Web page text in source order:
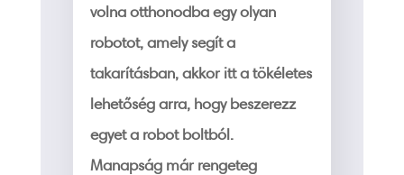
volna otthonodba egy olyan
robotot, amely segít a
takarításban, akkor itt a tökéletes
lehetőség arra, hogy beszerezz
egyet a robot boltból.
Manapság már rengeteg